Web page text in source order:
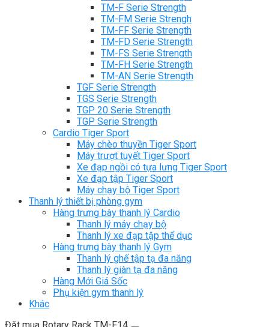
TM-F Serie Strength
TM-FM Serie Strengh
TM-FF Serie Strength
TM-FD Serie Strength
TM-FS Serie Strength
TM-FH Serie Strength
TM-AN Serie Strength
TGF Serie Strength
TGS Serie Strength
TGP 20 Serie Strength
TGP Serie Strength
Cardio Tiger Sport
Máy chèo thuyền Tiger Sport
Máy trượt tuyết Tiger Sport
Xe đạp ngồi có tựa lưng Tiger Sport
Xe đạp tập Tiger Sport
Máy chạy bộ Tiger Sport
Thanh lý thiết bị phòng gym
Hàng trưng bày thanh lý Cardio
Thanh lý máy chạy bộ
Thanh lý xe đạp tập thể dục
Hàng trưng bày thanh lý Gym
Thanh lý ghế tập tạ đa năng
Thanh lý giàn tạ đa năng
Hàng Mới Giá Sốc
Phụ kiện gym thanh lý
Khác